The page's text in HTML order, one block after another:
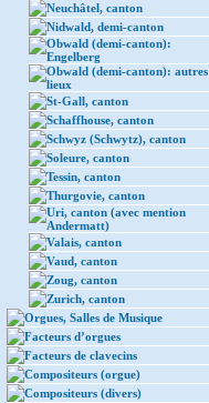
Neuchâtel, canton
Nidwald, demi-canton
Obwald (demi-canton):
Engelberg
Obwald (demi-canton): autres
lieux
St-Gall, canton
Schaffhouse, canton
Schwyz (Schwytz), canton
Soleure, canton
Tessin, canton
Thurgovie, canton
Uri, canton (avec mention
Andermatt)
Valais, canton
Vaud, canton
Zoug, canton
Zurich, canton
Orgues, Salles de Musique
Facteurs d’orgues
Facteurs de clavecins
Compositeurs (orgue)
Compositeurs (divers)